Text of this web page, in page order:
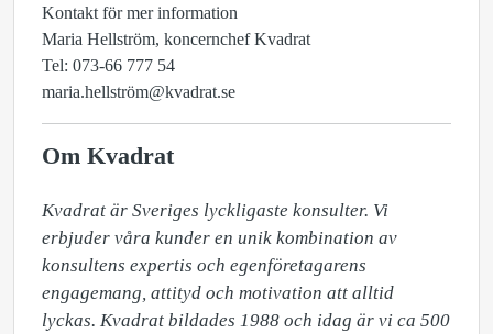
Kontakt för mer information
Maria Hellström, koncernchef Kvadrat
Tel: 073-66 777 54
maria.hellström@kvadrat.se
Om Kvadrat
Kvadrat är Sveriges lyckligaste konsulter. Vi
erbjuder våra kunder en unik kombination av
konsultens expertis och egenföretagarens
engagemang, attityd och motivation att alltid
lyckas. Kvadrat bildades 1988 och idag är vi ca 500